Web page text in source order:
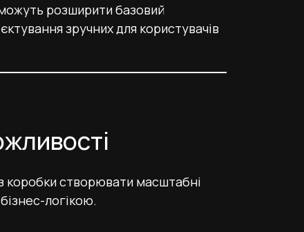
розширити базовий
зручних для користувачів
коробки створювати масштабні
логікою.